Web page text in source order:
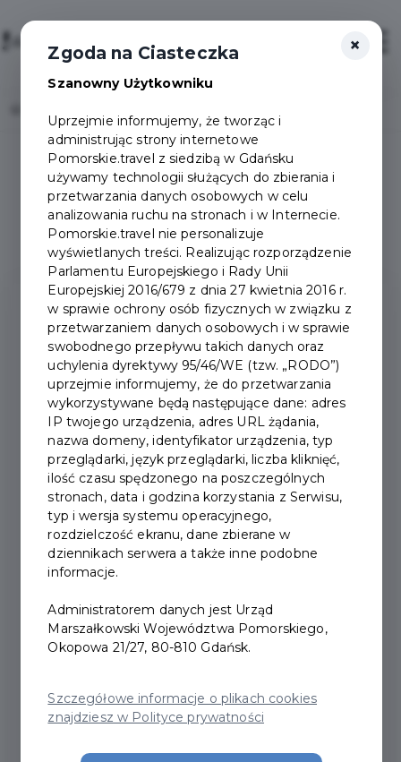
Zwiedzaj Region
It all started with the sea. First, a port was
built, then a city rose from the sea and
anniversary: a symbol of m...
×
Zgoda na Ciasteczka
Szanowny Użytkowniku
Uprzejmie informujemy, że tworząc i
administrując strony internetowe
Pomorskie.travel z siedzibą w Gdańsku
używamy technologii służących do zbierania i
przetwarzania danych osobowych w celu
analizowania ruchu na stronach i w Internecie.
Pomorskie.travel nie personalizuje
wyświetlanych treści. Realizując rozporządzenie
Parlamentu Europejskiego i Rady Unii
Europejskiej 2016/679 z dnia 27 kwietnia 2016 r.
w sprawie ochrony osób fizycznych w związku z
przetwarzaniem danych osobowych i w sprawie
swobodnego przepływu takich danych oraz
uchylenia dyrektywy 95/46/WE (tzw. „RODO”)
uprzejmie informujemy, że do przetwarzania
wykorzystywane będą następujące dane: adres
IP twojego urządzenia, adres URL żądania,
nazwa domeny, identyfikator urządzenia, typ
przeglądarki, język przeglądarki, liczba kliknięć,
ilość czasu spędzonego na poszczególnych
stronach, data i godzina korzystania z Serwisu,
typ i wersja systemu operacyjnego,
rozdzielczość ekranu, dane zbierane w
dziennikach serwera a także inne podobne
informacje.
Administratorem danych jest Urząd
Marszałkowski Województwa Pomorskiego,
Okopowa 21/27, 80-810 Gdańsk.
Szczegółowe informacje o plikach cookies
znajdziesz w Polityce prywatności